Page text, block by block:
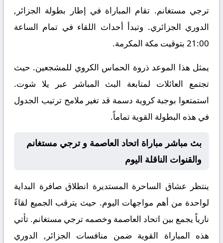
ترجي مستغانم. تقام المباراة في إطار بطولة الجزائر,
الدوري الجزائري. وتبدأ أحداث اللقاء في تمام الساعة
21:00 بتوقيت مكة المكرمة.
يمثل هذا الموعد ذروة الحماس الكروي للمشجعين. حيث
تجتمع العائلات لمتابعة البث المباشر عبر يلا شوت.
استمتعوا بوجبة كروية دسمة قد تغير ملامح ترتيب الجدول
في هذه البطولة القوية تماماً.
بث مباشر مباراة اتحاد العاصمة و ترجي مستغانم
والقنوات الناقلة اليوم
ينتظر عشاق الساحرة المستديرة انطلاق صافرة البداية
لواحدة من أهم مواجهات اليوم. حيث يترقب الجميع لقاءً
نارياً يجمع بين اتحاد العاصمة وخصمه ترجي مستغانم. تأتي
هذه المباراة القوية ضمن منافسات الجزائر, الدوري